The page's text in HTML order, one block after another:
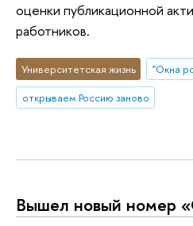
оценки публикационной
работников.
Университетская жизнь
"Окна
открываем Россию заново
Вышел новый номер